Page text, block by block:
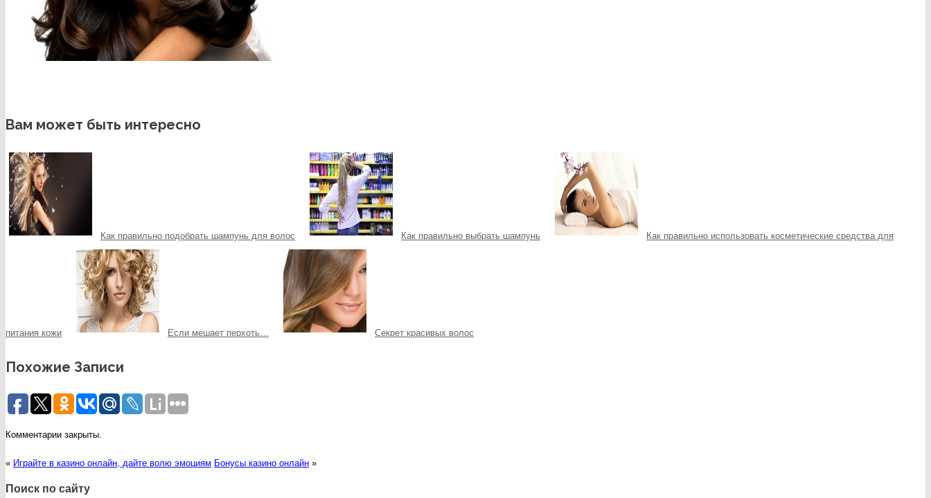
Вам может быть интересно
Как правильно подобрать шампунь для волос Как правильно выбрать шампунь Как правильно использовать косметические средства для
питания кожи Если мешает перхоть… Секрет красивых волос
Похожие Записи
Комментарии закрыты.
« Играйте в казино онлайн, дайте волю эмоциям Бонусы казино онлайн »
Поиск по сайту